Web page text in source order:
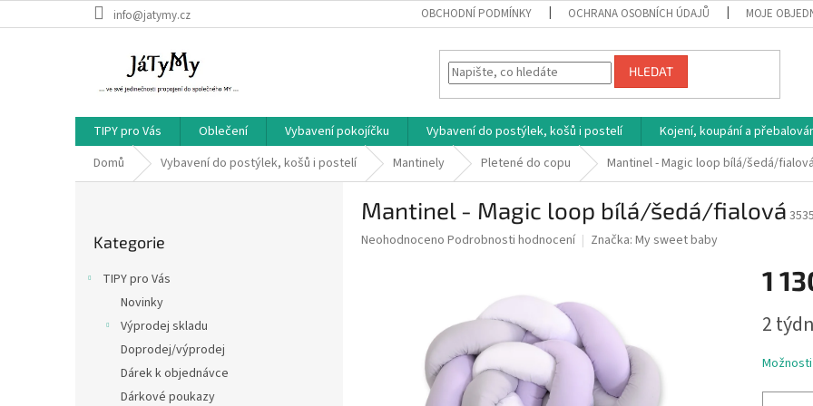
na
info@jatymy.cz OBCHODNÍ PODMÍNKY OCHRANA OSOBNÍCH ÚDAJŮ MOJE
HLEDAT
TIPY pro Vás Oblečení Vybavení pokojíčku Vybavení do postýlek, košů i postelí Kojení, koupání a
Domů
Vybavení do postýlek, košů i postelí Mantinely Pletené do copu Mantinel - Magic loop bílá/šedá/fialová
kategorie
Kategorie
TIPY pro Vás
Novinky
Výprodej skladu
Doprodej/výprodej
Dárek k objednávce
Dárkové poukazy
Mantinel - Magic loop bílá/šedá/fialová
Průměrné
Neohodnoceno Podrobnosti hodnocení Značka: My sweet baby
1
cena:
2